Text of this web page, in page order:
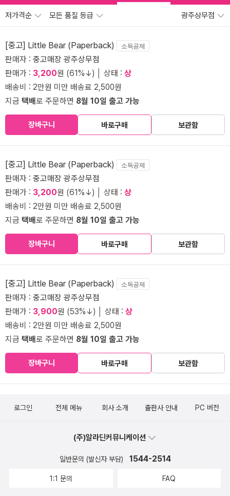
저가격순 모든 품질 등급 광주상무점
[중고] Little Bear (Paperback) 소득공제
판매자 : 중고매장 광주상무점
판매가 : 3,200원 (61%↓) │ 상태 : 상
배송비 : 2만원 미만 배송료 2,500원
지금 택배로 주문하면 8월 10일 출고 가능
장바구니 바로구매 보관함
[중고] Little Bear (Paperback) 소득공제
판매자 : 중고매장 광주상무점
판매가 : 3,200원 (61%↓) │ 상태 : 상
배송비 : 2만원 미만 배송료 2,500원
지금 택배로 주문하면 8월 10일 출고 가능
장바구니 바로구매 보관함
[중고] Little Bear (Paperback) 소득공제
판매자 : 중고매장 광주상무점
판매가 : 3,900원 (53%↓) │ 상태 : 상
배송비 : 2만원 미만 배송료 2,500원
지금 택배로 주문하면 8월 10일 출고 가능
장바구니 바로구매 보관함
로그인 전체 메뉴 회사 소개 출판사 안내 PC 버전
(주)알라딘커뮤니케이션
일반문의 (발신자 부담) 1544-2514
1:1 문의 FAQ